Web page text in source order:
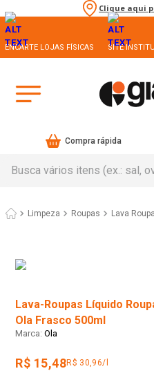
Clique aqui
ENCARTE LOJAS FÍSICAS SITE
Compra rápida
Limpeza Roupas Lava
Lava-Roupas Líquido
Ola Frasco 500ml
Ola
R$ 15,48R$ 30,96/l